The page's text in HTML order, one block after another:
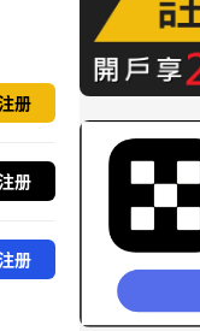
册
册
册